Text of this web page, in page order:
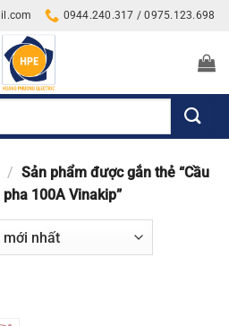
0944.240.317 / 0975.123.698
/ Sản phẩm được gắn thẻ “Cầu
100A Vinakip”